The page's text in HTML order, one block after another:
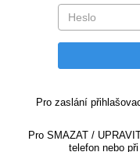
Pro zaslání
Pro SMAZAT /
telefon nebo